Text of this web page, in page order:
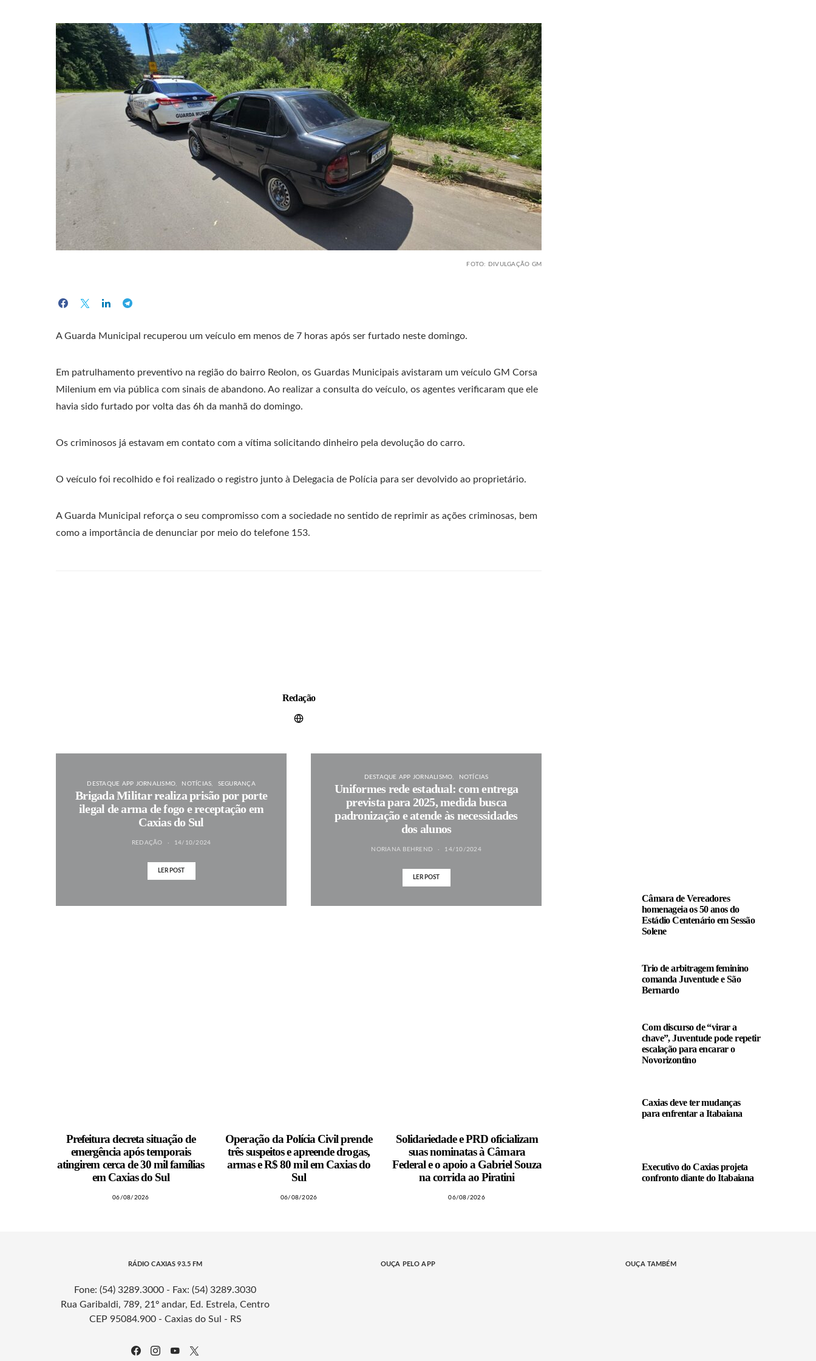
FOTO: DIVULGAÇÃO GM
A Guarda Municipal recuperou um veículo em menos de 7 horas após ser furtado neste domingo.
Em patrulhamento preventivo na região do bairro Reolon, os Guardas Municipais avistaram um veículo GM Corsa
Milenium em via pública com sinais de abandono. Ao realizar a consulta do veículo, os agentes verificaram que ele
havia sido furtado por volta das 6h da manhã do domingo.
Os criminosos já estavam em contato com a vítima solicitando dinheiro pela devolução do carro.
O veículo foi recolhido e foi realizado o registro junto à Delegacia de Polícia para ser devolvido ao proprietário.
A Guarda Municipal reforça o seu compromisso com a sociedade no sentido de reprimir as ações criminosas, bem
como a importância de denunciar por meio do telefone 153.
Redação
DESTAQUE APP JORNALISMO NOTÍCIAS SEGURANÇA
Brigada Militar realiza prisão por porte
ilegal de arma de fogo e receptação em
Caxias do Sul
REDAÇÃO 14/10/2024
LER POST
DESTAQUE APP JORNALISMO NOTÍCIAS
Uniformes rede estadual: com entrega
prevista para 2025, medida busca
padronização e atende às necessidades
dos alunos
NORIANA BEHREND 14/10/2024
LER POST
Prefeitura decreta situação de
emergência após temporais
atingirem cerca de 30 mil famílias
em Caxias do Sul
06/08/2026
Operação da Polícia Civil prende
três suspeitos e apreende drogas,
armas e R$ 80 mil em Caxias do
Sul
06/08/2026
Solidariedade e PRD oficializam
suas nominatas à Câmara
Federal e o apoio a Gabriel Souza
na corrida ao Piratini
06/08/2026
Câmara de Vereadores
homenageia os 50 anos do
Estádio Centenário em Sessão
Solene
Trio de arbitragem feminino
comanda Juventude e São
Bernardo
Com discurso de “virar a
chave”, Juventude pode repetir
escalação para encarar o
Novorizontino
Caxias deve ter mudanças
para enfrentar a Itabaiana
Executivo do Caxias projeta
confronto diante do Itabaiana
RÁDIO CAXIAS 93.5 FM
Fone: (54) 3289.3000 - Fax: (54) 3289.3030
Rua Garibaldi, 789, 21º andar, Ed. Estrela, Centro
CEP 95084.900 - Caxias do Sul - RS
OUÇA PELO APP OUÇA TAMBÉM